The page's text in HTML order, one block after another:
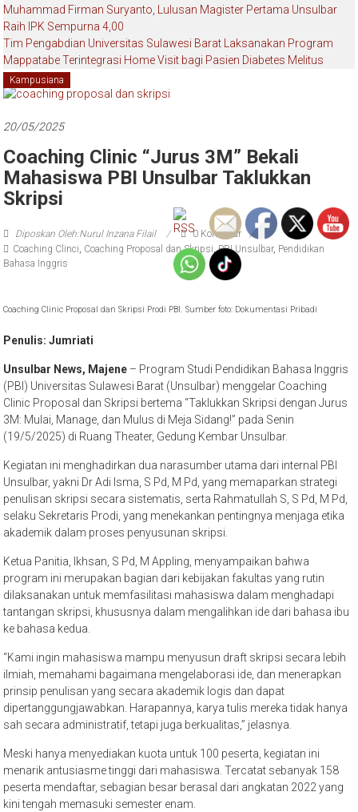
Muhammad Firman Suryanto, Lulusan Magister Pertama Unsulbar
Raih IPK Sempurna 4,00
Tim Pengabdian Universitas Sulawesi Barat Laksanakan Program
Mappatabe Terintegrasi Home Visit bagi Pasien Diabetes Melitus
Kampusiana
20/05/2025
Coaching Clinic “Jurus 3M” Bekali
Mahasiswa PBI Unsulbar Taklukkan
Skripsi
Diposkan Oleh:Nurul Inzana Filail
0 Komentar
Coaching Clinci, Coaching Proposal dan Skripsi,PBI Unsulbar, Pendidikan
Bahasa Inggris
Coaching Clinic Proposal dan Skripsi Prodi PBI. Sumber foto: Dokumentasi Pribadi
Penulis: Jumriati
Unsulbar News, Majene – Program Studi Pendidikan Bahasa Inggris
(PBI) Universitas Sulawesi Barat (Unsulbar) menggelar Coaching
Clinic Proposal dan Skripsi bertema “Taklukkan Skripsi dengan Jurus
3M: Mulai, Manage, dan Mulus di Meja Sidang!” pada Senin
(19/5/2025) di Ruang Theater, Gedung Kembar Unsulbar.
Kegiatan ini menghadirkan dua narasumber utama dari internal PBI
Unsulbar, yakni Dr Adi Isma, S Pd, M Pd, yang memaparkan strategi
penulisan skripsi secara sistematis, serta Rahmatullah S, S Pd, M Pd,
selaku Sekretaris Prodi, yang menekankan pentingnya menjaga etika
akademik dalam proses penyusunan skripsi.
Ketua Panitia, Ikhsan, S Pd, M Appling, menyampaikan bahwa
program ini merupakan bagian dari kebijakan fakultas yang rutin
dilaksanakan untuk memfasilitasi mahasiswa dalam menghadapi
tantangan skripsi, khususnya dalam mengalihkan ide dari bahasa ibu
ke bahasa kedua.
“Kami ingin mahasiswa mampu menyusun draft skripsi secara lebih
ilmiah, memahami bagaimana mengelaborasi ide, dan menerapkan
prinsip penulisan yang secara akademik logis dan dapat
dipertanggungjawabkan. Harapannya, karya tulis mereka tidak hanya
sah secara administratif, tetapi juga berkualitas,” jelasnya.
Meski hanya menyediakan kuota untuk 100 peserta, kegiatan ini
menarik antusiasme tinggi dari mahasiswa. Tercatat sebanyak 158
peserta mendaftar, sebagian besar berasal dari angkatan 2022 yang
kini tengah memasuki semester enam.